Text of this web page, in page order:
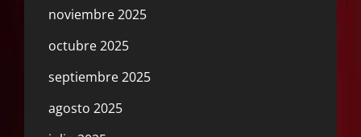
noviembre 2025
octubre 2025
septiembre 2025
agosto 2025